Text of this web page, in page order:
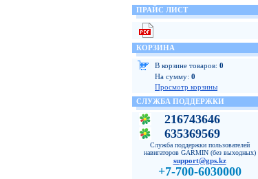
ПРАЙС ЛИСТ
КОРЗИНА
В корзине товаров: 0
На сумму: 0
Просмотр корзины
СЛУЖБА ПОДДЕРЖКИ
216743646
635369569
Служба поддержки пользователей
навигаторов GARMIN (без выходных)
support@gps.kz
+7-700-6030000